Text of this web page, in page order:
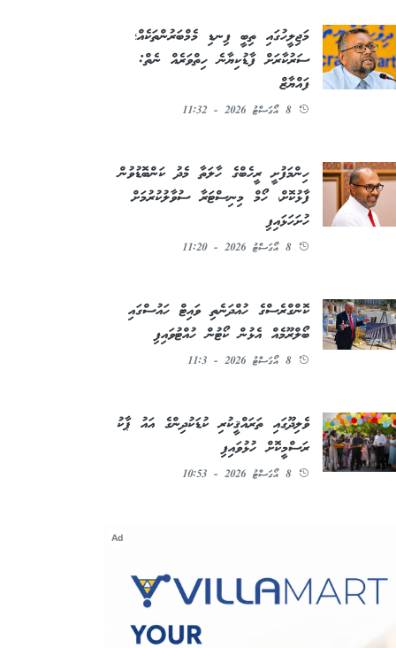
މަޖިލީހުގައި ތިބީ ފިނޑި މެމްބަރުންތަކެއް؛
ސަރުކާރަށް ފާޑުކިޔާނެ ހިތްވަރެއް ނެތް:
ފައްޔާޒް
8 އޯގަސްޓު 2026 - 11:32
ހިންމަފުށީ ރީހެބްގެ ހާލަތާ މެދު ކަންބޮޑުވުން
ފާޅުކޮށް، ހޯމް މިނިސްޓަރާ ސުވާލުކުރުމަށް
ހުށަހަޅައިފި
8 އޯގަސްޓު 2026 - 11:20
ކޮންގްރެސްގެ ހުއްދަނެތި ވައިޓް ހައުސްގައި
ބޯލްރޫމެއް އެޅުން ކޯޓުން ހުއްޓުވައިފި
8 އޯގަސްޓު 2026 - 11:3
ވެލިދޫގައި ތަރައްޤީކުރި ކުޑަކުދިންގެ އައު ޕާކު
ރަސްމީކޮށް ހުޅުވައިފި
8 އޯގަސްޓު 2026 - 10:53
Ad